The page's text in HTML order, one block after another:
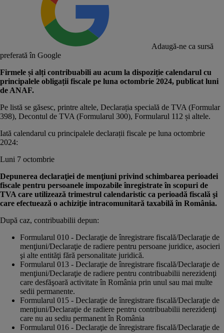
Adaugă-ne ca sursă
preferată în Google
Firmele și alți contribuabili au acum la dispoziție calendarul cu
principalele obligații fiscale pe luna octombrie 2024, publicat luni
de ANAF.
Pe listă se găsesc, printre altele, Declarația specială de TVA (Formular
398), Decontul de TVA (Formularul 300), Formularul 112 și altele.
Iată calendarul cu principalele declarații fiscale pe luna octombrie
2024:
Luni 7 octombrie
Depunerea declaraţiei de menţiuni privind schimbarea perioadei
fiscale pentru persoanele impozabile înregistrate în scopuri de
TVA care utilizează trimestrul calendaristic ca perioadă fiscală şi
care efectuează o achiziţie intracomunitară taxabilă în România.
După caz, contribuabilii depun:
Formularul 010 - Declaraţie de înregistrare fiscală/Declaraţie de
menţiuni/Declaraţie de radiere pentru persoane juridice, asocieri
şi alte entităţi fără personalitate juridică.
Formularul 013 - Declaraţie de înregistrare fiscală/Declaraţie de
menţiuni/Declaraţie de radiere pentru contribuabilii nerezidenţi
care desfăşoară activitate în România prin unul sau mai multe
sedii permanente.
Formularul 015 - Declaraţie de înregistrare fiscală/Declaraţie de
menţiuni/Declaraţie de radiere pentru contribuabilii nerezidenţi
care nu au sediu permanent în România
Formularul 016 - Declaraţie de înregistrare fiscală/Declaraţie de